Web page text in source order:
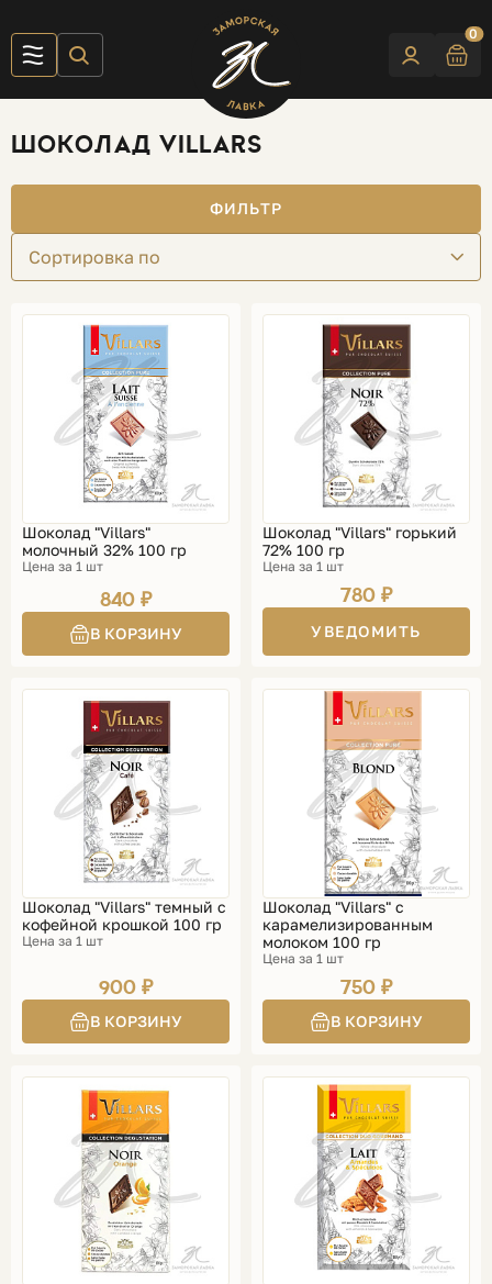
0
ШОКОЛАД VILLARS
ФИЛЬТР
Сортировка по
Шоколад "Villars"
молочный 32% 100 гр
Цена за 1 шт
840 ₽
Шоколад "Villars" горький
72% 100 гр
Цена за 1 шт
780 ₽
УВЕДОМИТЬ
Шоколад "Villars" темный с
кофейной крошкой 100 гр
Цена за 1 шт
900 ₽
Шоколад "Villars" с
карамелизированным
молоком 100 гр
Цена за 1 шт
750 ₽